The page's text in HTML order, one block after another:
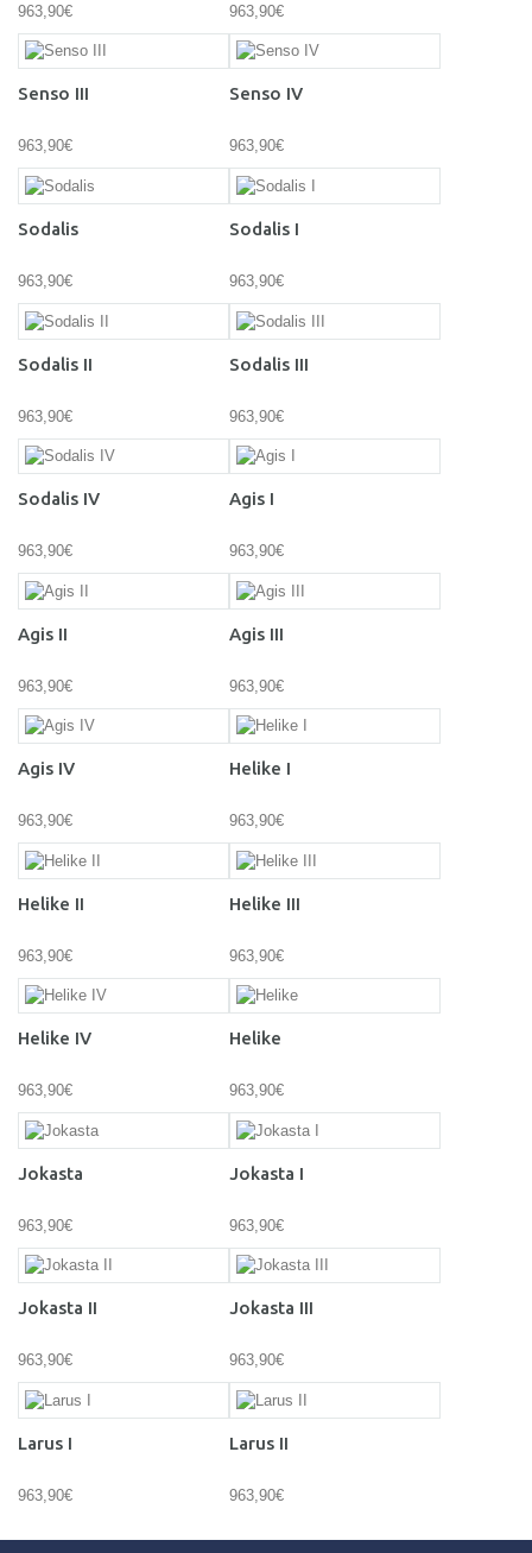
963,90€ 963,90€
Senso III
963,90€
Senso IV
963,90€
Sodalis
963,90€
Sodalis I
963,90€
Sodalis II
963,90€
Sodalis III
963,90€
Sodalis IV
963,90€
Agis I
963,90€
Agis II
963,90€
Agis III
963,90€
Agis IV
963,90€
Helike I
963,90€
Helike II
963,90€
Helike III
963,90€
Helike IV
963,90€
Helike
963,90€
Jokasta
963,90€
Jokasta I
963,90€
Jokasta II
963,90€
Jokasta III
963,90€
Larus I
963,90€
Larus II
963,90€